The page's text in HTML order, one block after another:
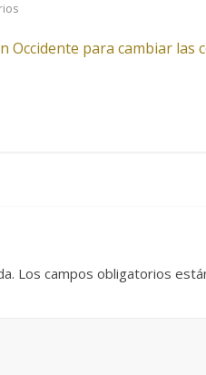
Occidente para cambiar las
Los campos obligatorios